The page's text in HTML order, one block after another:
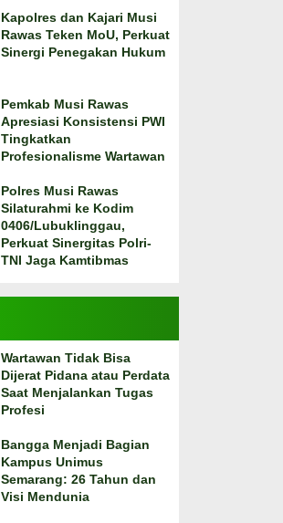
Kapolres dan Kajari Musi
Rawas Teken MoU, Perkuat
Sinergi Penegakan Hukum
Pemkab Musi Rawas
Apresiasi Konsistensi PWI
Tingkatkan
Profesionalisme Wartawan
Polres Musi Rawas
Silaturahmi ke Kodim
0406/Lubuklinggau,
Perkuat Sinergitas Polri-
TNI Jaga Kamtibmas
Wartawan Tidak Bisa
Dijerat Pidana atau Perdata
Saat Menjalankan Tugas
Profesi
Bangga Menjadi Bagian
Kampus Unimus
Semarang: 26 Tahun dan
Visi Mendunia